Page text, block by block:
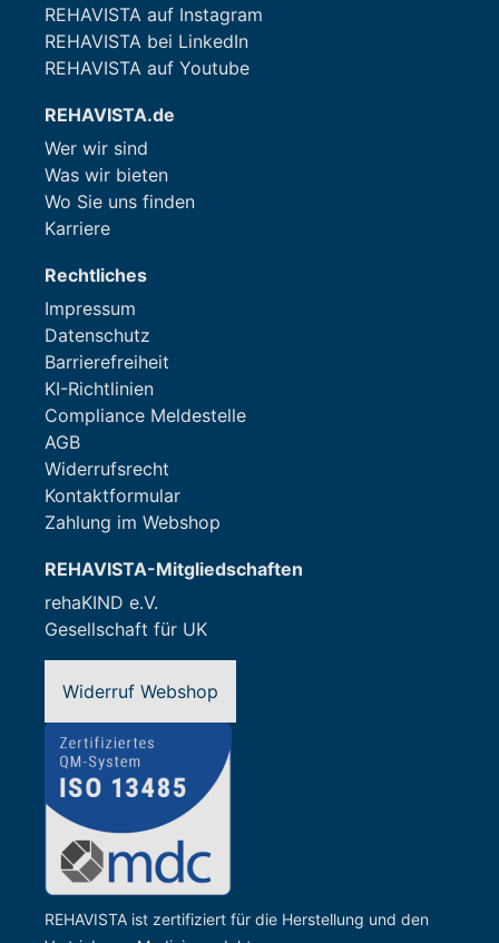
REHAVISTA auf Instagram
REHAVISTA bei LinkedIn
REHAVISTA auf Youtube
REHAVISTA.de
Wer wir sind
Was wir bieten
Wo Sie uns finden
Karriere
Rechtliches
Impressum
Datenschutz
Barrierefreiheit
KI-Richtlinien
Compliance Meldestelle
AGB
Widerrufsrecht
Kontaktformular
Zahlung im Webshop
REHAVISTA-Mitgliedschaften
rehaKIND e.V.
Gesellschaft für UK
Widerruf Webshop
REHAVISTA ist zertifiziert für die Herstellung und den